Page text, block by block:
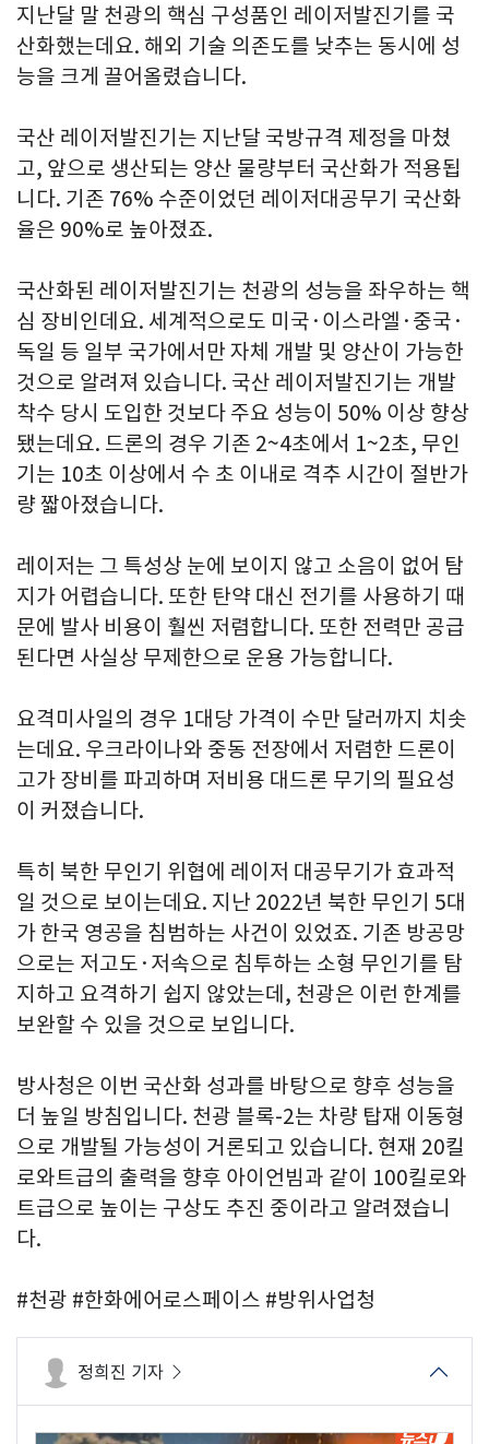
지난달 말 천광의 핵심 구성품인 레이저발진기를 국
산화했는데요. 해외 기술 의존도를 낮추는 동시에 성
능을 크게 끌어올렸습니다.
국산 레이저발진기는 지난달 국방규격 제정을 마쳤
고, 앞으로 생산되는 양산 물량부터 국산화가 적용됩
니다. 기존 76% 수준이었던 레이저대공무기 국산화
율은 90%로 높아졌죠.
국산화된 레이저발진기는 천광의 성능을 좌우하는 핵
심 장비인데요. 세계적으로도 미국·이스라엘·중국·
독일 등 일부 국가에서만 자체 개발 및 양산이 가능한
것으로 알려져 있습니다. 국산 레이저발진기는 개발
착수 당시 도입한 것보다 주요 성능이 50% 이상 향상
됐는데요. 드론의 경우 기존 2~4초에서 1~2초, 무인
기는 10초 이상에서 수 초 이내로 격추 시간이 절반가
량 짧아졌습니다.
레이저는 그 특성상 눈에 보이지 않고 소음이 없어 탐
지가 어렵습니다. 또한 탄약 대신 전기를 사용하기 때
문에 발사 비용이 훨씬 저렴합니다. 또한 전력만 공급
된다면 사실상 무제한으로 운용 가능합니다.
요격미사일의 경우 1대당 가격이 수만 달러까지 치솟
는데요. 우크라이나와 중동 전장에서 저렴한 드론이
고가 장비를 파괴하며 저비용 대드론 무기의 필요성
이 커졌습니다.
특히 북한 무인기 위협에 레이저 대공무기가 효과적
일 것으로 보이는데요. 지난 2022년 북한 무인기 5대
가 한국 영공을 침범하는 사건이 있었죠. 기존 방공망
으로는 저고도·저속으로 침투하는 소형 무인기를 탐
지하고 요격하기 쉽지 않았는데, 천광은 이런 한계를
보완할 수 있을 것으로 보입니다.
방사청은 이번 국산화 성과를 바탕으로 향후 성능을
더 높일 방침입니다. 천광 블록-2는 차량 탑재 이동형
으로 개발될 가능성이 거론되고 있습니다. 현재 20킬
로와트급의 출력을 향후 아이언빔과 같이 100킬로와
트급으로 높이는 구상도 추진 중이라고 알려졌습니
다.
#천광 #한화에어로스페이스 #방위사업청
정희진 기자